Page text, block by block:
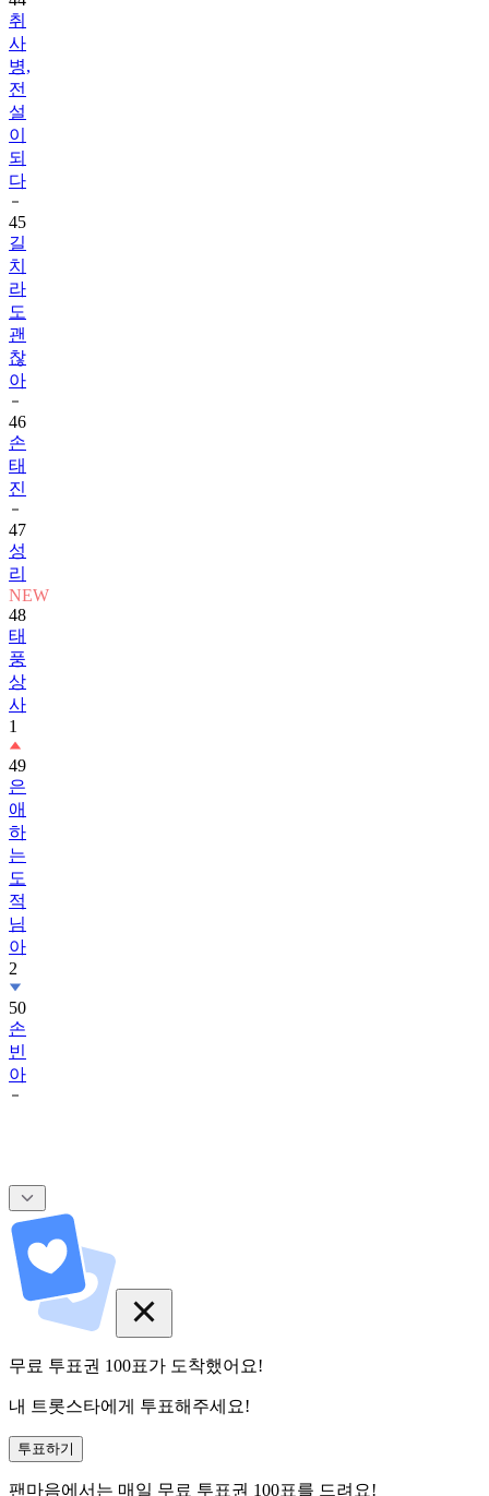
취
사
병,
전
설
이
되
다
45
길
치
라
도
괜
찮
아
46
손
태
진
47
성
리
NEW
48
태
풍
상
사
1
49
은
애
하
는
도
적
님
아
2
50
손
빈
아
무료 투표권 100표가 도착했어요!
내 트롯스타에게 투표해주세요!
투표하기
팬마음에서는 매일 무료 투표권 100표를 드려요!